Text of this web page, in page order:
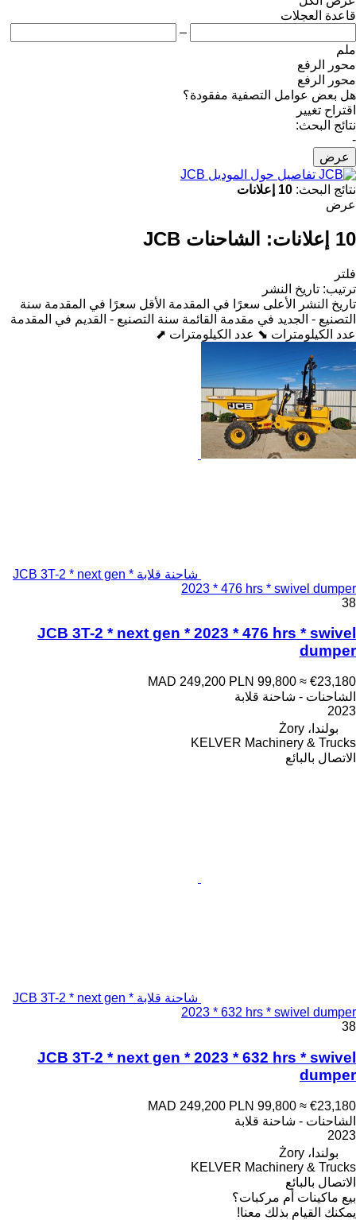
قاعدة العجلات
–
ملم
محور الرفع
محور الرفع
هل بعض عوامل التصفية مفقودة؟
اقتراح تغيير
نتائج البحث:
-
عرض
تفاصيل حول الموديل JCB
نتائج البحث: 10 إعلانات
عرض
10 إعلانات: الشاحنات JCB
فلتر
ترتيب: تاريخ النشر
تاريخ النشر
الأعلى سعرًا في المقدمة الأقل سعرًا في المقدمة سنة
التصنيع - الجديد في مقدمة القائمة سنة التصنيع - القديم في المقدمة
عدد الكيلومترات ⬊ عدد الكيلومترات ⬈
شاحنة قلابة JCB 3T-2 * next gen *
2023 * 476 hrs * swivel dumper
38
JCB 3T-2 * next gen * 2023 * 476 hrs * swivel
dumper
MAD 249,200 PLN 99,800 ≈ €23,180
الشاحنات - شاحنة قلابة
2023
بولندا، Żory
KELVER Machinery & Trucks
الاتصال بالبائع
شاحنة قلابة JCB 3T-2 * next gen *
2023 * 632 hrs * swivel dumper
38
JCB 3T-2 * next gen * 2023 * 632 hrs * swivel
dumper
MAD 249,200 PLN 99,800 ≈ €23,180
الشاحنات - شاحنة قلابة
2023
بولندا، Żory
KELVER Machinery & Trucks
الاتصال بالبائع
بيع ماكينات أم مركبات؟
يمكنك القيام بذلك معنا!